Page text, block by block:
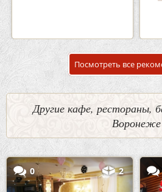
Посмотреть все
Другие кафе, рестораны,
Воронеже
0 2